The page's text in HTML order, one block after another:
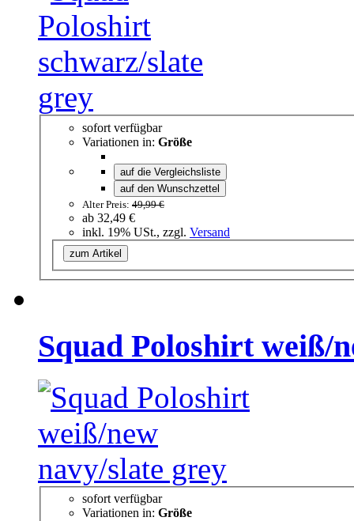
sofort verfügbar
Variationen in: Größe
auf die Vergleichsliste
auf den Wunschzettel
Alter Preis: 49,99 €
ab 32,49 €
inkl. 19% USt., zzgl. Versand
zum Artikel
Squad Poloshirt weiß/
sofort verfügbar
Variationen in: Größe